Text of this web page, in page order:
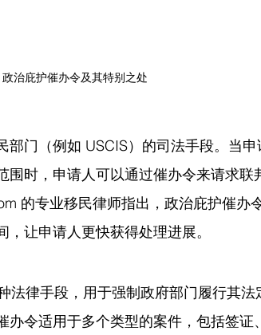
政治庇护催办令及其特别之处
部门（例如 USCIS）的司法手段。当
围时，申请人可以通过催办令来请求联
的专业移民律师指出，政治庇护催办
让申请人更快获得处理进展。
法律手段，用于强制政府部门履行其法
办令适用于多个类型的案件，包括签证